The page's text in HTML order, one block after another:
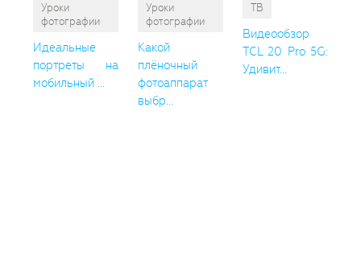
Уроки
фотографии
Идеальные
портреты на
мобильный ...
Уроки
фотографии
Какой
плёночный
фотоаппарат
выбр...
ТВ
Видеообзор
TCL 20 Pro 5G:
Удивит...